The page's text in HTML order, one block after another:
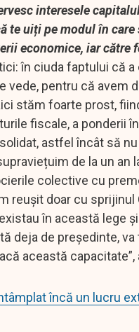
interesele
te uiți pe modul în
economice, iar către
în ciuda faptului că
vede, pentru că avem
stăm foarte prost,
fiscale, a ponderii
astfel încât să
de la un an
colective cu
reușit doar cu
în această lege
deja de președinte,
această capacitate”,
încă un lucru